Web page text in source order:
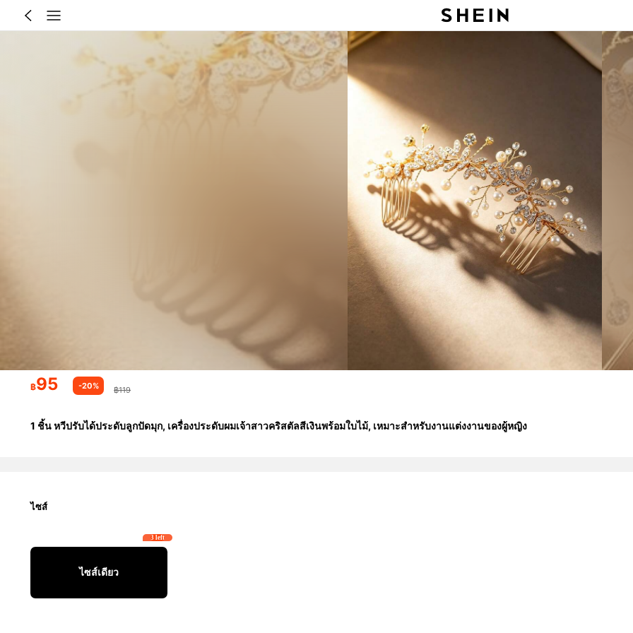
฿95 -20% ฿119
1 ชิ้น หวีปรับได้ประดับลูกปัดมุก, เครื่องประดับผมเจ้าสาวคริสตัลสีเงินพร้อมใบไม้, เหมาะสำหรับงานแต่งงานของผู้หญิง
ไซส์
ไซส์เดียว
3 left